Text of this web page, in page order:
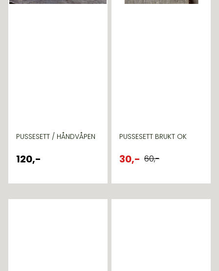
PUSSESETT / HÅNDVÅPEN
120,-
PUSSESETT BRUKT OK
30,- 60,-